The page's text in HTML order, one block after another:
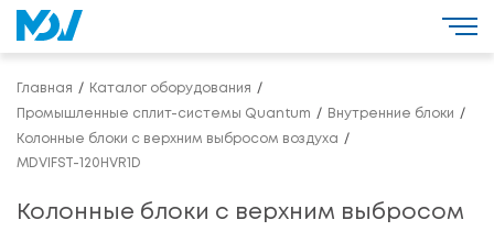
Главная Каталог оборудования
Промышленные сплит-системы Quantum Внутренние блоки
Колонные блоки с верхним выбросом воздуха
MDVIFST-120HVR1D
Колонные блоки с верхним выбросом